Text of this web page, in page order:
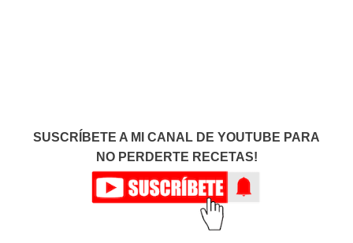
SUSCRÍBETE A MI CANAL DE YOUTUBE PARA
NO PERDERTE RECETAS!